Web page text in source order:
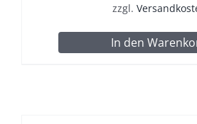
zzgl.
In den